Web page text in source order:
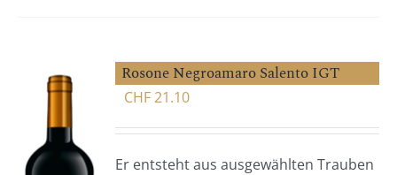
Rosone Negroamaro Salento IGT
CHF21.10
Er entsteht aus ausgewählten Trauben